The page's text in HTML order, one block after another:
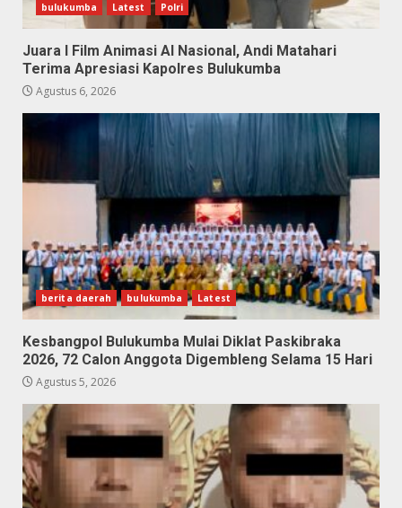
bulukumba Latest Polri
Juara I Film Animasi AI Nasional, Andi Matahari
Terima Apresiasi Kapolres Bulukumba
Agustus 6, 2026
berita daerah bulukumba Latest
Kesbangpol Bulukumba Mulai Diklat Paskibraka
2026, 72 Calon Anggota Digembleng Selama 15 Hari
Agustus 5, 2026